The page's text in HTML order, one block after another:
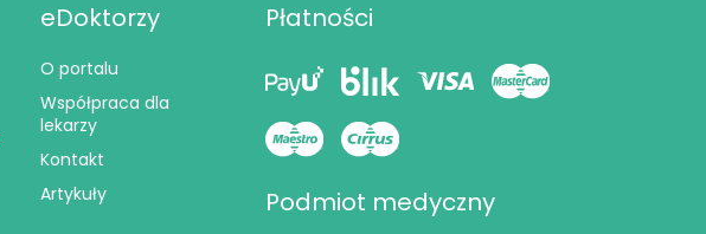
eDoktorzy
O portalu
Współpraca dla
lekarzy
Kontakt
Artykuły
Płatności
Podmiot medyczny